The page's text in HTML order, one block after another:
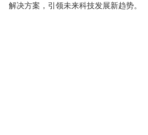
解决方案，引领未来科技发展新趋势。